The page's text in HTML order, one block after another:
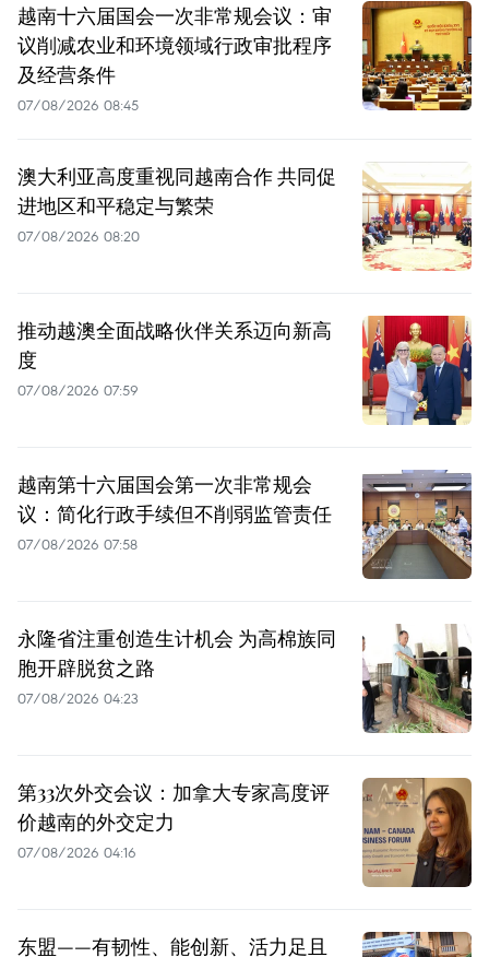
越南十六届国会一次非常规会议：审
议削减农业和环境领域行政审批程序
及经营条件
07/08/2026 08:45
澳大利亚高度重视同越南合作 共同促
进地区和平稳定与繁荣
07/08/2026 08:20
推动越澳全面战略伙伴关系迈向新高
度
07/08/2026 07:59
越南第十六届国会第一次非常规会
议：简化行政手续但不削弱监管责任
07/08/2026 07:58
永隆省注重创造生计机会 为高棉族同
胞开辟脱贫之路
07/08/2026 04:23
第33次外交会议：加拿大专家高度评
价越南的外交定力
07/08/2026 04:16
东盟——有韧性、能创新、活力足且